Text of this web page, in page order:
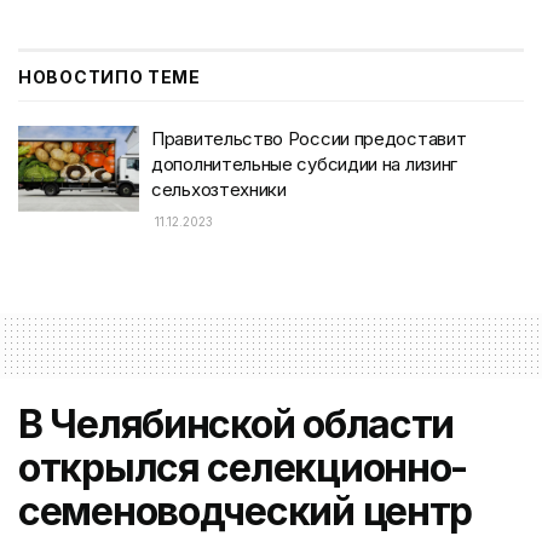
НОВОСТИПО ТЕМЕ
Правительство России предоставит
дополнительные субсидии на лизинг
сельхозтехники
11.12.2023
В Челябинской области
открылся селекционно-
семеноводческий центр